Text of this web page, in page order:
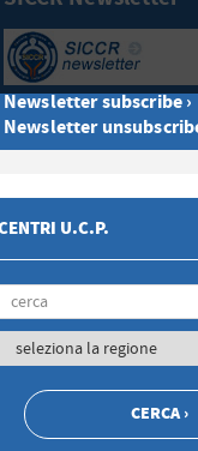
Newsletter subscribe ›
Newsletter
U.C.P.